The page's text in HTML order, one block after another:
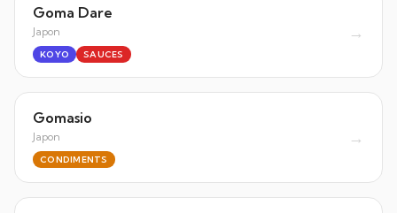
Goma Dare
Japon
KOYO SAUCES
→
Gomasio
Japon
CONDIMENTS
→